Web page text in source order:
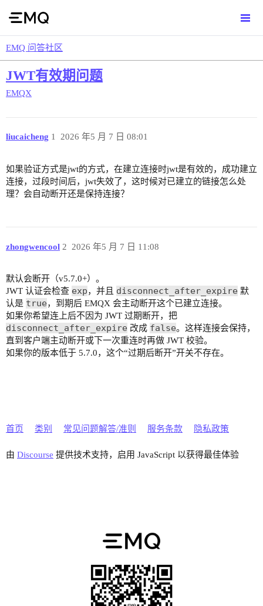
EMQ 问答社区
JWT有效期问题
EMQX
liucaicheng 2026 年5 月 7 日 08:01
1
如果验证方式是jwt的方式，在建立连接时jwt是有效的，成功建立
连接，过段时间后，jwt失效了，这时候对已建立的链接怎么处
理？会自动断开还是保持连接？
zhongwencool 2026 年5 月 7 日 11:08
2
默认会断开（v5.7.0+）。
JWT 认证会检查 exp，并且 disconnect_after_expire 默
认是 true，到期后 EMQX 会主动断开这个已建立连接。
如果你希望连上后不因为 JWT 过期断开，把
disconnect_after_expire 改成 false。这样连接会保持，
直到客户端主动断开或下一次重连时再做 JWT 校验。
如果你的版本低于 5.7.0，这个“过期后断开”开关不存在。
首页 类别 常见问题解答/准则 服务条款 隐私政策
由 Discourse 提供技术支持，启用 JavaScript 以获得最佳体验